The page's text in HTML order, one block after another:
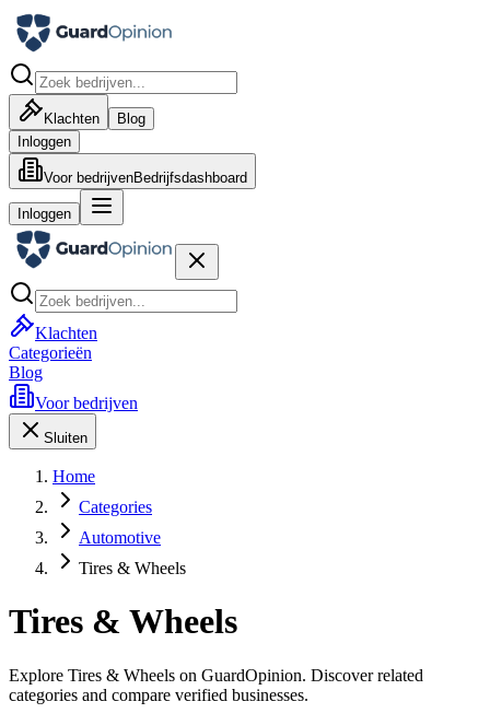
Klachten
Blog
Inloggen
Voor bedrijvenBedrijfsdashboard
Inloggen
Klachten
Categorieën
Blog
Voor bedrijven
Sluiten
Home
Categories
Automotive
Tires & Wheels
Tires & Wheels
Explore Tires & Wheels on GuardOpinion. Discover related
categories and compare verified businesses.